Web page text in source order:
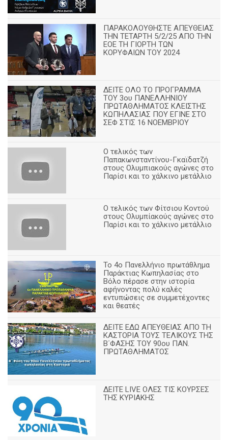
ΠΑΡΑΚΟΛΟΥΘΗΣΤΕ ΑΠΕΥΘΕΙΑΣ
ΤΗΝ ΤΕΤΑΡΤΗ 5/2/25 ΑΠΟ ΤΗΝ
ΕΟΕ ΤΗ ΓΙΟΡΤΗ ΤΩΝ
ΚΟΡΥΦΑΙΩΝ ΤΟΥ 2024
ΔΕΙΤΕ ΟΛΟ ΤΟ ΠΡΟΓΡΑΜΜΑ
ΤΟΥ 3ου ΠΑΝΕΛΛΗΝΙΟΥ
ΠΡΩΤΑΘΛΗΜΑΤΟΣ ΚΛΕΙΣΤΗΣ
ΚΩΠΗΛΑΣΙΑΣ ΠΟΥ ΕΓΙΝΕ ΣΤΟ
ΣΕΦ ΣΤΙΣ 16 ΝΟΕΜΒΡΙΟΥ
Ο τελικός των
Παπακωνσταντίνου-Γκαϊδατζή
στους Ολυμπιακούς αγώνες στο
Παρίσι και το χάλκινο μετάλλιο
Ο τελικός των Φίτσιου Κοντού
στους Ολυμπίακούς αγώνες στο
Παρίσι και το χάλκινο μετάλλιο
Το 4ο Πανελλήνιο πρωτάθλημα
Παράκτιας Κωπηλασίας στο
Βόλο πέρασε στην ιστορία
αφήνοντας πολύ καλές
εντυπώσεις σε συμμετέχοντες
και θεατές
ΔΕΙΤΕ ΕΔΩ ΑΠΕΥΘΕΙΑΣ ΑΠΟ ΤΗ
ΚΑΣΤΟΡΙΑ ΤΟΥΣ ΤΕΛΙΚΟΥΣ ΤΗΣ
Β΄ΦΑΣΗΣ ΤΟΥ 90ου ΠΑΝ.
ΠΡΩΤΑΘΛΗΜΑΤΟΣ
ΔΕΙΤΕ LIVE ΟΛΕΣ ΤΙΣ ΚΟΥΡΣΕΣ
ΤΗΣ ΚΥΡΙΑΚΗΣ